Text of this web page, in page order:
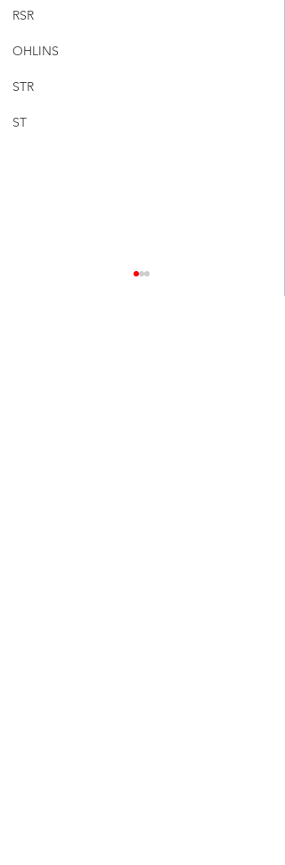
RSR
OHLINS
STR
ST